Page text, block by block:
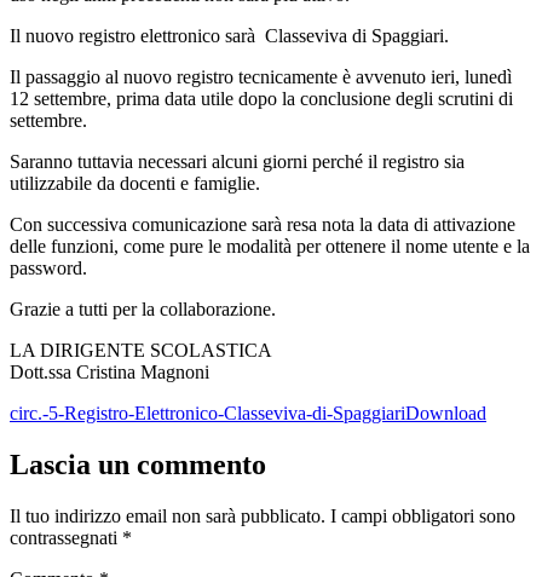
Il nuovo registro elettronico sarà Classeviva di Spaggiari.
Il passaggio al nuovo registro tecnicamente è avvenuto ieri, lunedì
12 settembre, prima data utile dopo la conclusione degli scrutini di
settembre.
Saranno tuttavia necessari alcuni giorni perché il registro sia
utilizzabile da docenti e famiglie.
Con successiva comunicazione sarà resa nota la data di attivazione
delle funzioni, come pure le modalità per ottenere il nome utente e la
password.
Grazie a tutti per la collaborazione.
LA DIRIGENTE SCOLASTICA
Dott.ssa Cristina Magnoni
circ.-5-Registro-Elettronico-Classeviva-di-SpaggiariDownload
Lascia un commento
Il tuo indirizzo email non sarà pubblicato. I campi obbligatori sono
contrassegnati *